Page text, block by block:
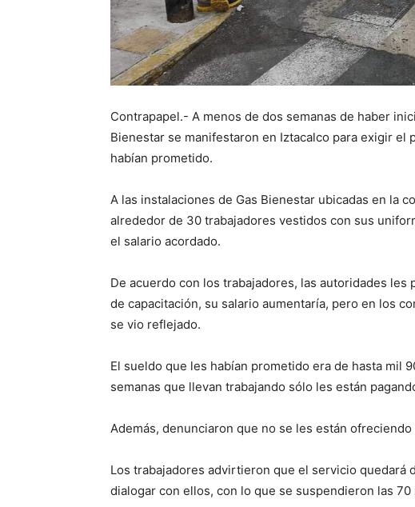
Contrapapel.- A menos de dos semanas de haber
Bienestar se manifestaron en Iztacalco para exigir el
habían prometido.
A las instalaciones de Gas Bienestar ubicadas en la
alrededor de 30 trabajadores vestidos con sus
el salario acordado.
De acuerdo con los trabajadores, las autoridades
de capacitación, su salario aumentaría, pero en los
se vio reflejado.
El sueldo que les habían prometido era de hasta mil
semanas que llevan trabajando sólo les están
Además, denunciaron que no se les están
Los trabajadores advirtieron que el servicio quedará
dialogar con ellos, con lo que se suspendieron las